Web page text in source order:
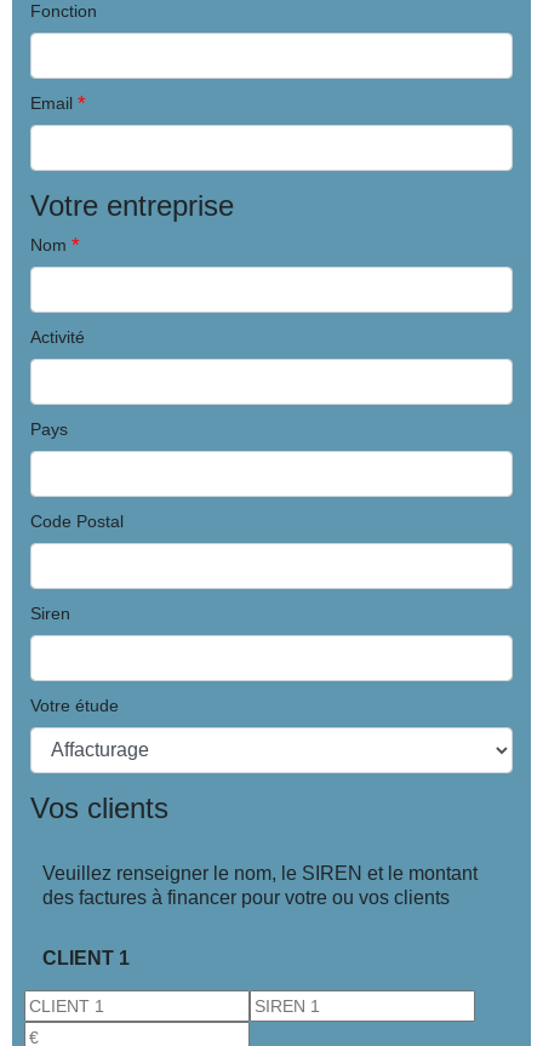
Fonction
Email *
Votre entreprise
Nom *
Activité
Pays
Code Postal
Siren
Votre étude
Vos clients
Veuillez renseigner le nom, le SIREN et le montant
des factures à financer pour votre ou vos clients
CLIENT 1